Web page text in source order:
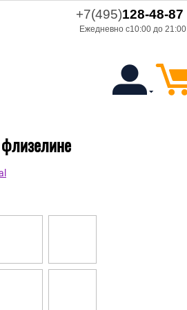
+7(495)128-48-87
Ежедневно с10:00 до 21:00